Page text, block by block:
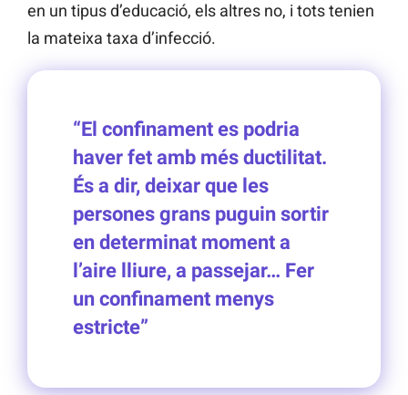
en un tipus d’educació, els altres no, i tots tenien
la mateixa taxa d’infecció.
“El confinament es podria
haver fet amb més ductilitat.
És a dir, deixar que les
persones grans puguin sortir
en determinat moment a
l’aire lliure, a passejar… Fer
un confinament menys
estricte”